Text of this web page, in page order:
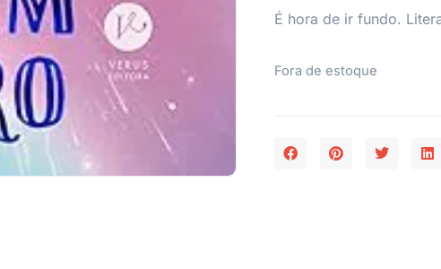
É hora de ir fundo.
Fora de estoque